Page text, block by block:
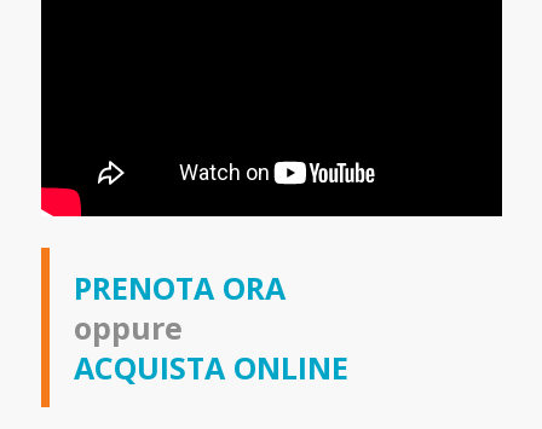
PRENOTA ORA
oppure
ACQUISTA ONLINE